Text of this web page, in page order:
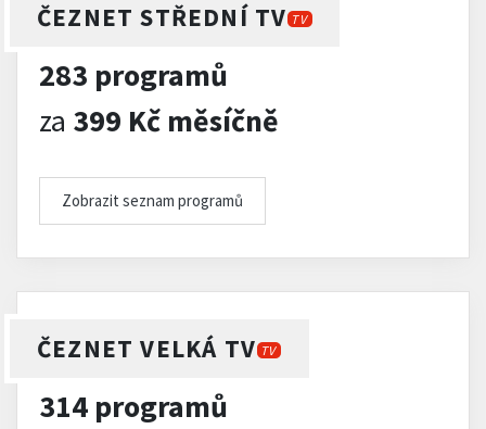
ČEZNET STŘEDNÍ TV TV
283 programů
za 399 Kč měsíčně
Zobrazit seznam programů
ČEZNET VELKÁ TV TV
314 programů